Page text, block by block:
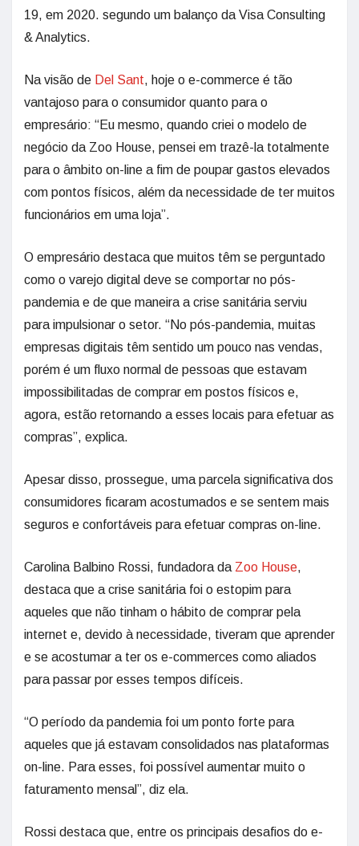
19, em 2020. segundo um balanço da Visa Consulting
& Analytics.
Na visão de Del Sant, hoje o e-commerce é tão
vantajoso para o consumidor quanto para o
empresário: “Eu mesmo, quando criei o modelo de
negócio da Zoo House, pensei em trazê-la totalmente
para o âmbito on-line a fim de poupar gastos elevados
com pontos físicos, além da necessidade de ter muitos
funcionários em uma loja”.
O empresário destaca que muitos têm se perguntado
como o varejo digital deve se comportar no pós-
pandemia e de que maneira a crise sanitária serviu
para impulsionar o setor. “No pós-pandemia, muitas
empresas digitais têm sentido um pouco nas vendas,
porém é um fluxo normal de pessoas que estavam
impossibilitadas de comprar em postos físicos e,
agora, estão retornando a esses locais para efetuar as
compras”, explica.
Apesar disso, prossegue, uma parcela significativa dos
consumidores ficaram acostumados e se sentem mais
seguros e confortáveis para efetuar compras on-line.
Carolina Balbino Rossi, fundadora da Zoo House,
destaca que a crise sanitária foi o estopim para
aqueles que não tinham o hábito de comprar pela
internet e, devido à necessidade, tiveram que aprender
e se acostumar a ter os e-commerces como aliados
para passar por esses tempos difíceis.
“O período da pandemia foi um ponto forte para
aqueles que já estavam consolidados nas plataformas
on-line. Para esses, foi possível aumentar muito o
faturamento mensal”, diz ela.
Rossi destaca que, entre os principais desafios do e-